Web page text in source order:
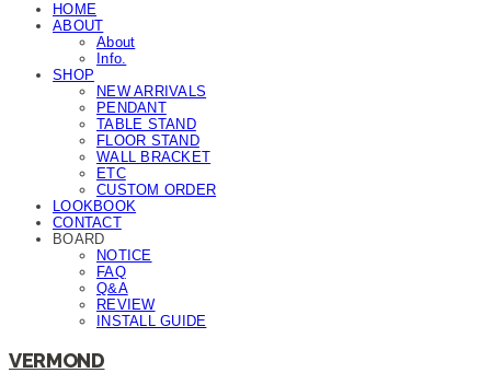
HOME
ABOUT
About
Info.
SHOP
NEW ARRIVALS
PENDANT
TABLE STAND
FLOOR STAND
WALL BRACKET
ETC
CUSTOM ORDER
LOOKBOOK
CONTACT
BOARD
NOTICE
FAQ
Q&A
REVIEW
INSTALL GUIDE
VERMOND